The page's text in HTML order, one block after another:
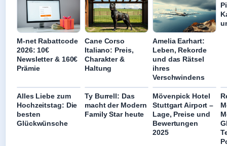
M-net Rabattcode
2026: 10€
Newsletter & 160€
Prämie
Cane Corso
Italiano: Preis,
Charakter &
Haltung
Amelia Earhart:
Leben, Rekorde
und das Rätsel
ihres
Verschwindens
Alles Liebe zum
Hochzeitstag: Die
besten
Glückwünsche
Ty Burrell: Das
macht der Modern
Family Star heute
Mövenpick Hotel
Stuttgart Airport –
Lage, Preise und
Bewertungen
2025